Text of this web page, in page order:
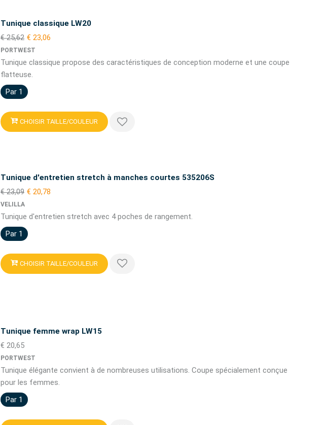
Tunique classique LW20
€ 25,62 € 23,06
PORTWEST
Tunique classique propose des caractéristiques de conception moderne et une coupe
flatteuse.
Par 1
CHOISIR TAILLE/COULEUR
Tunique d'entretien stretch à manches courtes 535206S
€ 23,09 € 20,78
VELILLA
Tunique d'entretien stretch avec 4 poches de rangement.
Par 1
CHOISIR TAILLE/COULEUR
Tunique femme wrap LW15
€ 20,65
PORTWEST
Tunique élégante convient à de nombreuses utilisations. Coupe spécialement conçue
pour les femmes.
Par 1